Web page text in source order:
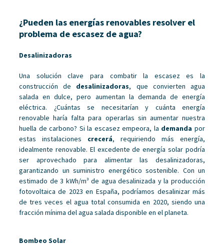
¿Pueden las energías renovables resolver el
problema de escasez de agua?
Desalinizadoras
Una solución clave para combatir la escasez es la
construcción de desalinizadoras, que convierten agua
salada en dulce, pero aumentan la demanda de energía
eléctrica. ¿Cuántas se necesitarían y cuánta energía
renovable haría falta para operarlas sin aumentar nuestra
huella de carbono? Si la escasez empeora, la demanda por
estas instalaciones crecerá, requiriendo más energía,
idealmente renovable. El excedente de energía solar podría
ser aprovechado para alimentar las desalinizadoras,
garantizando un suministro energético sostenible. Con un
estimado de 3 kWh/m³ de agua desalinizada y la producción
fotovoltaica de 2023 en España, podríamos desalinizar más
de tres veces el agua total consumida en 2020, siendo una
fracción mínima del agua salada disponible en el planeta.
Bombeo Solar